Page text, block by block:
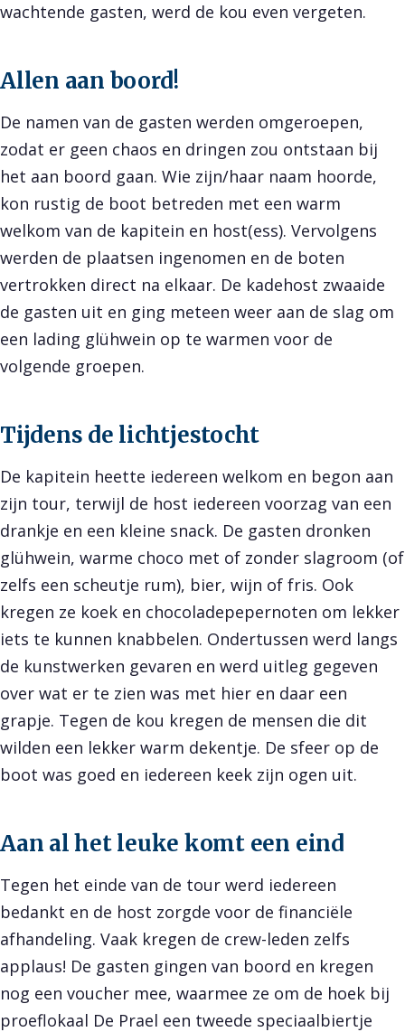
wachtende gasten, werd de kou even vergeten.
Allen aan boord!
De namen van de gasten werden omgeroepen,
zodat er geen chaos en dringen zou ontstaan bij
het aan boord gaan. Wie zijn/haar naam hoorde,
kon rustig de boot betreden met een warm
welkom van de kapitein en host(ess). Vervolgens
werden de plaatsen ingenomen en de boten
vertrokken direct na elkaar. De kadehost zwaaide
de gasten uit en ging meteen weer aan de slag om
een lading glühwein op te warmen voor de
volgende groepen.
Tijdens de lichtjestocht
De kapitein heette iedereen welkom en begon aan
zijn tour, terwijl de host iedereen voorzag van een
drankje en een kleine snack. De gasten dronken
glühwein, warme choco met of zonder slagroom (of
zelfs een scheutje rum), bier, wijn of fris. Ook
kregen ze koek en chocoladepepernoten om lekker
iets te kunnen knabbelen. Ondertussen werd langs
de kunstwerken gevaren en werd uitleg gegeven
over wat er te zien was met hier en daar een
grapje. Tegen de kou kregen de mensen die dit
wilden een lekker warm dekentje. De sfeer op de
boot was goed en iedereen keek zijn ogen uit.
Aan al het leuke komt een eind
Tegen het einde van de tour werd iedereen
bedankt en de host zorgde voor de financiële
afhandeling. Vaak kregen de crew-leden zelfs
applaus! De gasten gingen van boord en kregen
nog een voucher mee, waarmee ze om de hoek bij
proeflokaal De Prael een tweede speciaalbiertje